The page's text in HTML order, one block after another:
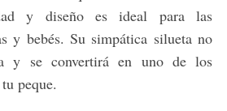
y diseño es ideal para las
y bebés. Su simpática silueta no
y se convertirá en uno de los
peque.